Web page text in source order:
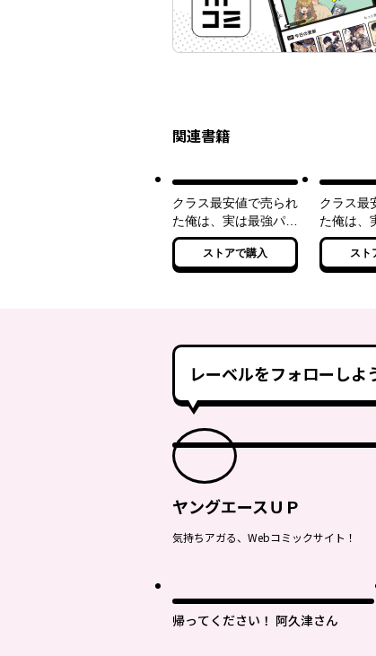
関連書籍
クラス最安値で売られ
た俺は、実は最強パラ
メーター
ストアで購入
クラス最
た俺は、
メーター
スト
レーベルをフォローしよ
ヤングエースＵＰ
気持ちアガる、Webコミックサイト！
帰ってください！ 阿久津さん